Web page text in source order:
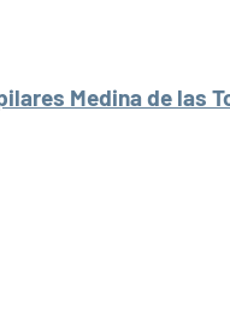
Medina de las